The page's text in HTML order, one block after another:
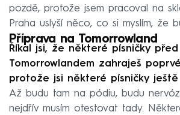
pozdě, protože jsem pracoval na
Praha uslyší něco, co si myslím, že
Příprava na Tomorrowland
Říkal jsi, že některé písničky před
Tomorrowlandem zahraješ
protože jsi některé písničky ještě
Až budu tam na pódiu, budu
nejdřív musím otestovat tady.